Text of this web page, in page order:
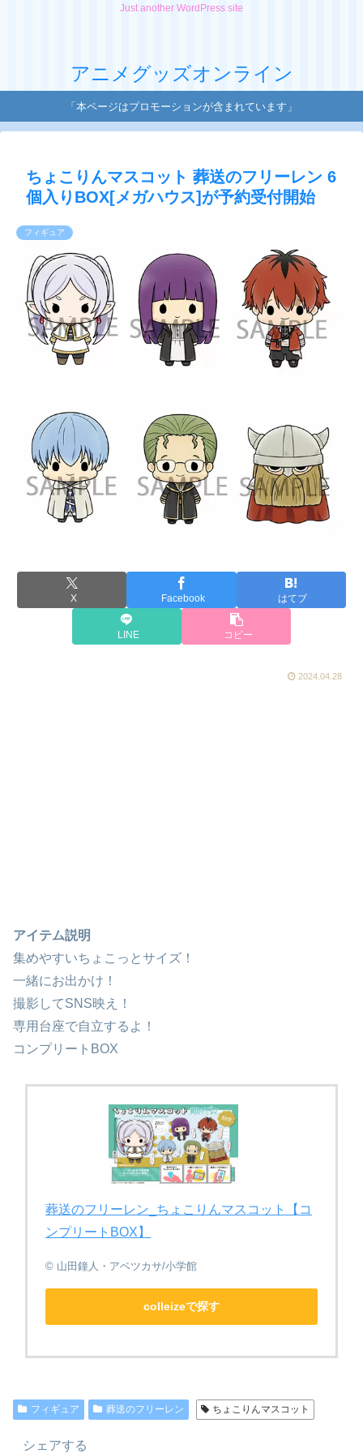
Just another WordPress site
アニメグッズオンライン
「本ページはプロモーションが含まれています」
ちょこりんマスコット 葬送のフリーレン 6
個入りBOX[メガハウス]が予約受付開始
フィギュア
X Facebook はてブ
LINE コピー
2024.04.28
アイテム説明
集めやすいちょこっとサイズ！
一緒にお出かけ！
撮影してSNS映え！
専用台座で自立するよ！
コンプリートBOX
葬送のフリーレン_ちょこりんマスコット【コ
ンプリートBOX】
© 山田鐘人・アベツカサ/小学館
colleizeで探す
フィギュア 葬送のフリーレン ちょこりんマスコット
シェアする